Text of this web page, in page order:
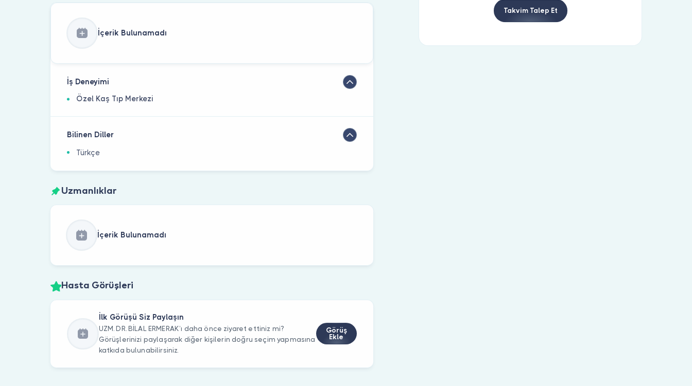
İçerik Bulunamadı
İş Deneyimi
Özel Kaş Tıp Merkezi
Bilinen Diller
Türkçe
Uzmanlıklar
İçerik Bulunamadı
Hasta Görüşleri
İlk Görüşü Siz Paylaşın
UZM. DR. BİLAL ERMERAK’ı daha önce ziyaret ettiniz mi?
Görüşlerinizi paylaşarak diğer kişilerin doğru seçim yapmasına
katkıda bulunabilirsiniz.
Görüş
Ekle
Takvim Talep Et